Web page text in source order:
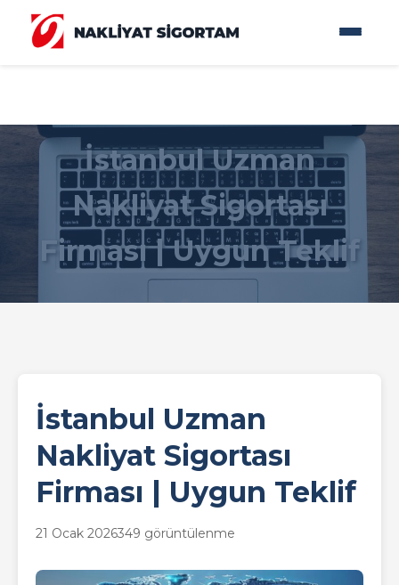
İstanbul Uzman
Nakliyat Sigortası
Firması | Uygun Teklif
İstanbul Uzman
Nakliyat Sigortası
Firması | Uygun Teklif
21 Ocak 2026349 görüntülenme